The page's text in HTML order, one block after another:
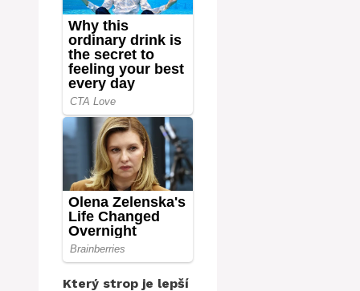
Který strop je lepší